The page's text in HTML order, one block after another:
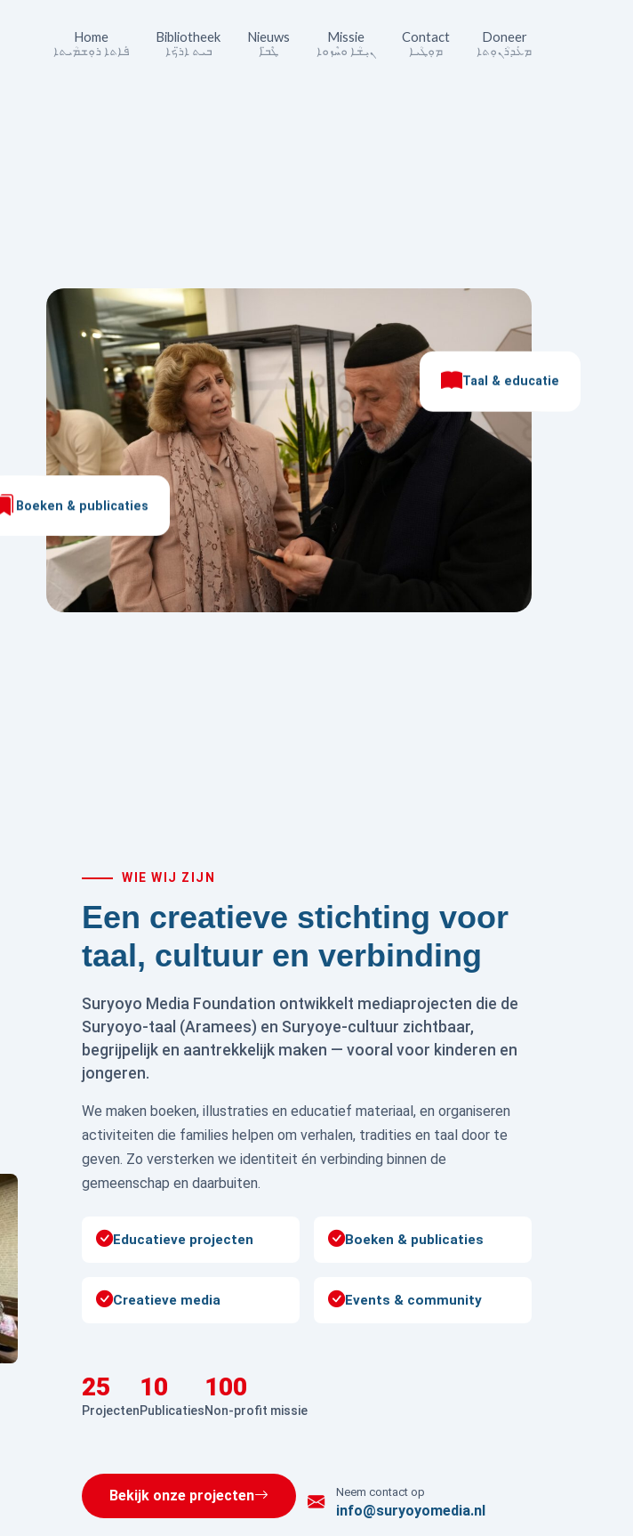
Home
ܦܰܐܬܐ ܪܘܼܫܡܳܝܬܐ
Bibliotheek
ܒܝܬ ܐܪ̈ܟܐ
Nieuws
ܛܶܒ̈ܐ
Missie
ܢܝܼܫܳܐ ܘܚܶܙܘܐ
Contact
ܡܘܼܛܳܝܐ
Doneer
ܡܥܰܕܪܳܢܘܼܬܐ
Boeken & publicaties
WIE WIJ ZIJN
Een creatieve stichting voor
taal, cultuur en verbinding
Suryoyo Media Foundation ontwikkelt mediaprojecten die de
Suryoyo-taal (Aramees) en Suryoye-cultuur zichtbaar,
begrijpelijk en aantrekkelijk maken — vooral voor kinderen en
jongeren.
We maken boeken, illustraties en educatief materiaal, en organiseren
activiteiten die families helpen om verhalen, tradities en taal door te
geven. Zo versterken we identiteit én verbinding binnen de
gemeenschap en daarbuiten.
Educatieve projecten Boeken & publicaties
Creatieve media Events & community
25
Projecten
10
Publicaties
100
Non-profit missie
Bekijk onze projecten Neem contact op
info@suryoyomedia.nl